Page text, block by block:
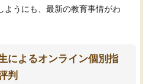
ようにも、最新の教育事情がわ
によるオンライン個別指
判